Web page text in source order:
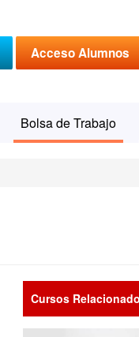
Acceso Alumnos
Bolsa de Trabajo
Cursos